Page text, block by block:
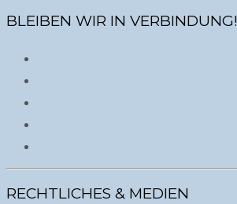
BLEIBEN WIR IN VERBINDUNG!
RECHTLICHES & MEDIEN